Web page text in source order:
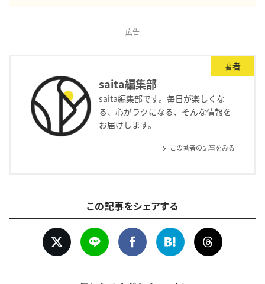
広告
著者
saita編集部
saita編集部です。毎日が楽しくな
る、心がラクになる、そんな情報を
お届けします。
この著者の記事をみる
この記事をシェアする